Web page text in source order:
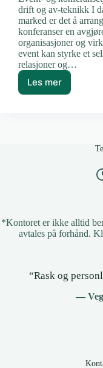
drift og av-teknikk I
marked er det å
konferanser en
organisasjoner og
event kan styrke et
relasjoner og…
Les mer
Event-
*Kontoret er ikke alltid
avtales på forhånd.
“Rask og
—